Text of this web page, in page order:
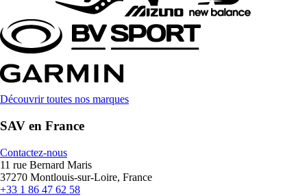
Découvrir toutes nos marques
SAV en France
Contactez-nous
11 rue Bernard Maris
37270 Montlouis-sur-Loire, France
+33 1 86 47 62 58